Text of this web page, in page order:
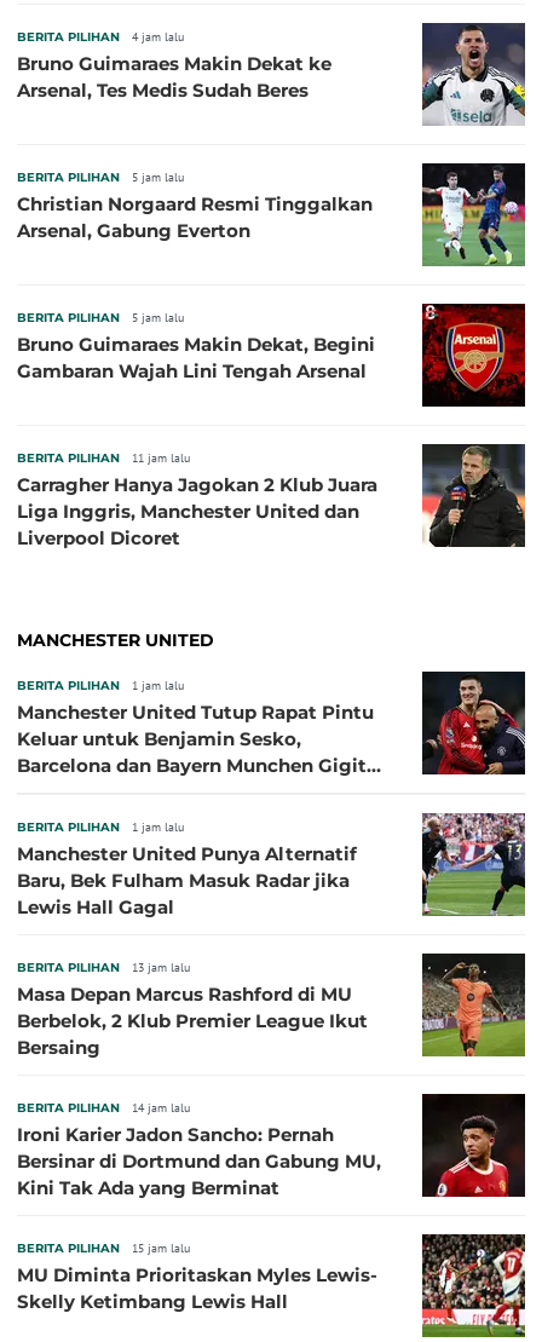
BERITA PILIHAN 4 jam lalu
Bruno Guimaraes Makin Dekat ke
Arsenal, Tes Medis Sudah Beres
BERITA PILIHAN 5 jam lalu
Christian Norgaard Resmi Tinggalkan
Arsenal, Gabung Everton
BERITA PILIHAN 5 jam lalu
Bruno Guimaraes Makin Dekat, Begini
Gambaran Wajah Lini Tengah Arsenal
BERITA PILIHAN 11 jam lalu
Carragher Hanya Jagokan 2 Klub Juara
Liga Inggris, Manchester United dan
Liverpool Dicoret
MANCHESTER UNITED
BERITA PILIHAN 1 jam lalu
Manchester United Tutup Rapat Pintu
Keluar untuk Benjamin Sesko,
Barcelona dan Bayern Munchen Gigit
BERITA PILIHAN 1 jam lalu
Manchester United Punya Alternatif
Baru, Bek Fulham Masuk Radar jika
Lewis Hall Gagal
BERITA PILIHAN 13 jam lalu
Masa Depan Marcus Rashford di MU
Berbelok, 2 Klub Premier League Ikut
Bersaing
BERITA PILIHAN 14 jam lalu
Ironi Karier Jadon Sancho: Pernah
Bersinar di Dortmund dan Gabung MU,
Kini Tak Ada yang Berminat
BERITA PILIHAN 15 jam lalu
MU Diminta Prioritaskan Myles Lewis-
Skelly Ketimbang Lewis Hall